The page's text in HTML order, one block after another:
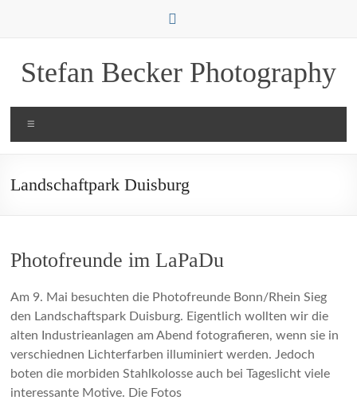
Stefan Becker Photography
Landschaftpark Duisburg
Photofreunde im LaPaDu
Am 9. Mai besuchten die Photofreunde Bonn/Rhein Sieg
den Landschaftspark Duisburg. Eigentlich wollten wir die
alten Industrieanlagen am Abend fotografieren, wenn sie in
verschiednen Lichterfarben illuminiert werden. Jedoch
boten die morbiden Stahlkolosse auch bei Tageslicht viele
interessante Motive. Die Fotos